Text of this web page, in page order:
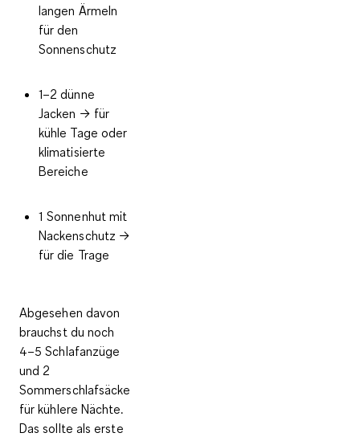
langen Ärmeln
für den
Sonnenschutz
1–2 dünne
Jacken → für
kühle Tage oder
klimatisierte
Bereiche
1 Sonnenhut mit
Nackenschutz →
für die Trage
Abgesehen davon
brauchst du noch
4–5 Schlafanzüge
und 2
Sommerschlafsäcke
für kühlere Nächte.
Das sollte als erste